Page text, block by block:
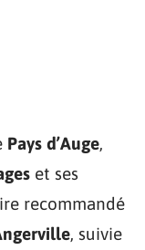
Pays d’Auge,
et ses
recommandé
, suivie